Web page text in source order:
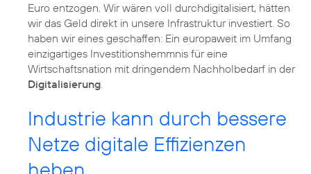
Euro entzogen. Wir wären voll durchdigitalisiert, hätten
wir das Geld direkt in unsere Infrastruktur investiert. So
haben wir eines geschaffen: Ein europaweit im Umfang
einzigartiges Investitionshemmnis für eine
Wirtschaftsnation mit dringendem Nachholbedarf in der
Digitalisierung.
Industrie kann durch bessere
Netze digitale Effizienzen